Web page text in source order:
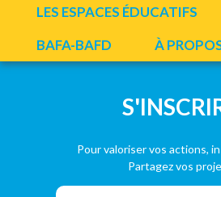
LES ESPACES ÉDUCATIFS
BAFA-BAFD
À
Onglets principaux
Pour valoriser vos actions,
Partagez vos